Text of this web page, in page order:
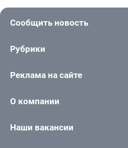
Сообщить новость
Рубрики
Реклама на сайте
О компании
Наши вакансии